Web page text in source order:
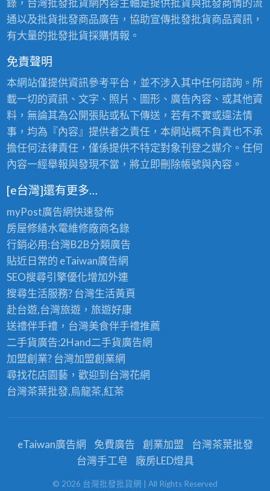
錄，台灣批發批貨網內容主軸是提供批貨與批發商情的流
通以及批貨批發商品廣告，協助宣傳批發批貨商品資訊，
有大量的批發批貨採購情報。
免責聲明
本網站僅提供資訊參考平台，並不涉入其中任何諮詢。所
載一切的資訊、文字、照片、圖形、廣告內容、或其他資
料，無論其為公開張貼或私下傳送，若有不實或違法情
事，均為『內容』提供者之責任，本網站概不負責也不承
擔任何法律責任，僅係提供不特定對象刊登之媒介。任何
內容一經舉報與發現不當，將立即刪除帳號與內容。
[e台灣]還有更多…
myPost廣告網快速發佈
房屋修繕水電維修廠商名錄
行銷必用:台灣B2B分類廣告
貼近日常的 eTaiwan廣告網
SEO搜尋引擎優化增加外連
搜尋生活服務? 台灣生活黃頁
赴台遊,台灣旅遊，旅遊好康
送禮伴手禮，台灣美食伴手禮推薦
二手貨廣告:2Hand二手貨廣告網
加盟創業? 台灣加盟創業網
尋找花店園藝，歡迎到台灣花網
台灣茶葉批發,烏龍茶,紅茶
eTaiwan廣告網 免費廣告 創業加盟
台灣茶葉批發
台灣手工皂
廠房LED燈具
© 2026 台灣批發批貨網 | All Rights Reserved